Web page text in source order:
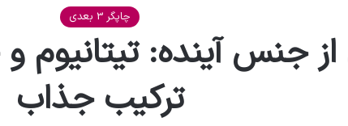
چاپگر 3 بعدی
جنس آینده:
ترکیب جذاب